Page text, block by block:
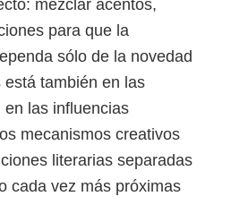
mezclar acentos,
para que la
sólo de la novedad
también en las
en las influencias
mecanismos creativos
literarias separadas
cada vez más próximas